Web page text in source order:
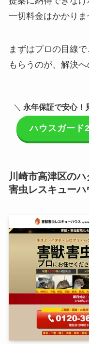
一切料金はかかりま
まずはプロの目線
もらうのが、解決へ
＼ 永年保証で安心！
ハウスガード
川崎市高津区の
害虫レスキューハ